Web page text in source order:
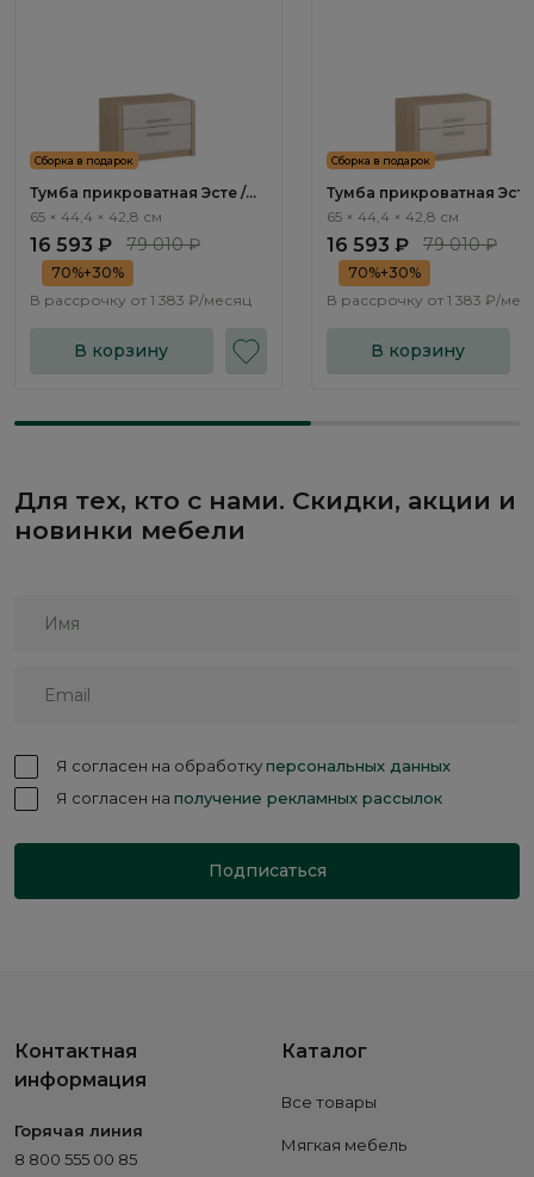
Сборка в подарок
Тумба прикроватная Эсте /
Este ST001.2
65 × 44,4 × 42,8 см
16 593 ₽ 79 010 ₽
70%+30%
В рассрочку от 1 383 ₽/месяц
В корзину
Сборка в подарок
Тумба прикроватная
Este ST001.5
65 × 44,4 × 42,8 см
16 593 ₽ 79 010 ₽
70%+30%
В рассрочку от 1 383 ₽/
В корзину
Для тех, кто с нами. Скидки, акции и
новинки мебели
Я согласен на обработкуперсональных данных
Я согласен на получение рекламных рассылок
Подписаться
Контактная
информация
Горячая линия
8 800 555 00 85
Каталог
Все товары
Мягкая мебель